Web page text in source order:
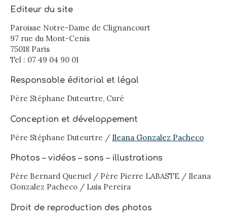
Editeur du site
Paroisse Notre-Dame de Clignancourt
97 rue du Mont-Cenis
75018 Paris
Tel : 07 49 04 90 01
Responsable éditorial et légal
Père Stéphane Duteurtre, Curé
Conception et développement
Père Stéphane Duteurtre / Ileana Gonzalez Pacheco
Photos – vidéos – sons – illustrations
Père Bernard Queruel / Père Pierre LABASTE / Ileana
Gonzalez Pacheco / Luis Pereira
Droit de reproduction des photos